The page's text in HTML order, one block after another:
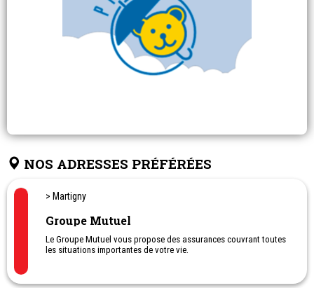
NOS ADRESSES PRÉFÉRÉES
> Martigny
Groupe Mutuel
Le Groupe Mutuel vous propose des assurances couvrant toutes
les situations importantes de votre vie.